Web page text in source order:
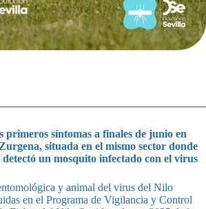
primeros síntomas a finales de junio en
situada en el mismo sector donde
detectó un mosquito infectado con el virus
y animal del virus del Nilo
en el Programa de Vigilancia y Control